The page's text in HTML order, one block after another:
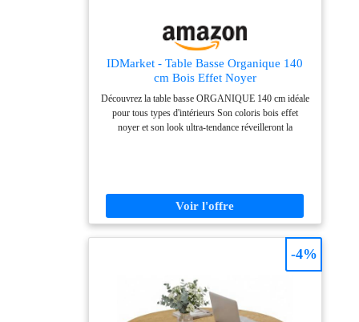
IDMarket - Table Basse Organique 140
cm Bois Effet Noyer
Découvrez la table basse ORGANIQUE 140 cm idéale
pour tous types d'intérieurs Son coloris bois effet
noyer et son look ultra-tendance réveilleront la
décoration Dimensions globales : Longueur 140 cm x
-4%